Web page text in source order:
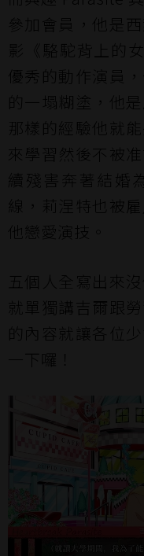
參加會員，他是
影《駱駝背上的
優秀的動作演員
的一塌糊塗，他
那樣的經驗他就
來學習然後不被
續殘害奔著結婚
線，莉涅特也被
他戀愛演技。
五個人全寫出來
就單獨講吉爾跟
的內容就讓各位
一下囉！